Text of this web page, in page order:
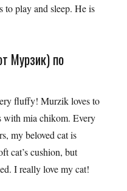
to play and sleep. He is
Мурзик) по
fluffy! Murzik loves to
with mia chikom. Every
my beloved cat is
cat’s cushion, but
I really love my cat!